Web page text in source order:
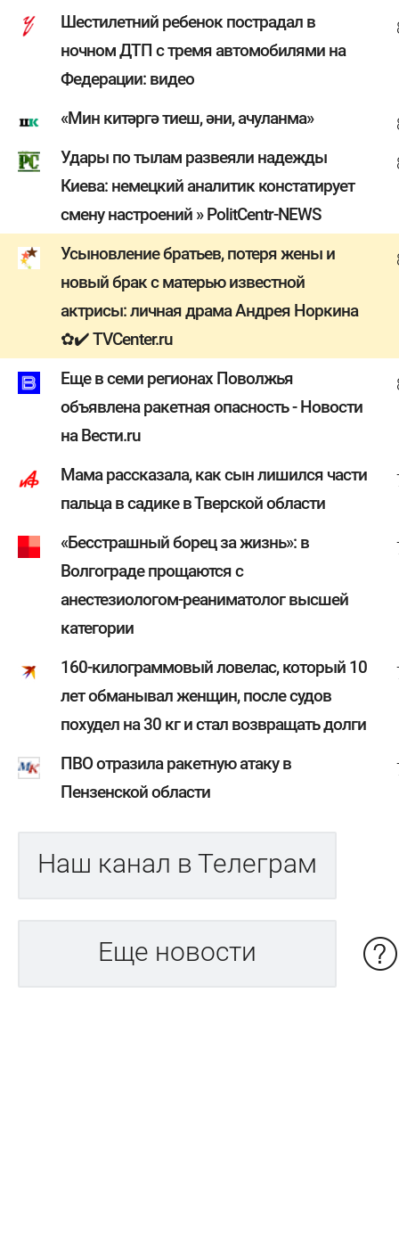
Шестилетний ребенок пострадал в
ночном ДТП с тремя автомобилями на
Федерации: видео
«Мин китәргә тиеш, әни, ачуланма»
Удары по тылам развеяли надежды
Киева: немецкий аналитик констатирует
смену настроений » PolitCentr-NEWS
Усыновление братьев, потеря жены и
новый брак с матерью известной
актрисы: личная драма Андрея Норкина
✿✔️ TVCenter.ru
Еще в семи регионах Поволжья
объявлена ракетная опасность - Новости
на Вести.ru
Мама рассказала, как сын лишился части
пальца в садике в Тверской области
«Бесстрашный борец за жизнь»: в
Волгограде прощаются с
анестезиологом-реаниматолог высшей
категории
160-килограммовый ловелас, который 10
лет обманывал женщин, после судов
похудел на 30 кг и стал возвращать долги
ПВО отразила ракетную атаку в
Пензенской области
Наш канал в Телеграм
Еще новости